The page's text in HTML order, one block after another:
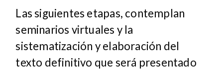
Las siguientes etapas, contemplan
seminarios virtuales y la
sistematización y elaboración del
texto definitivo que será presentado